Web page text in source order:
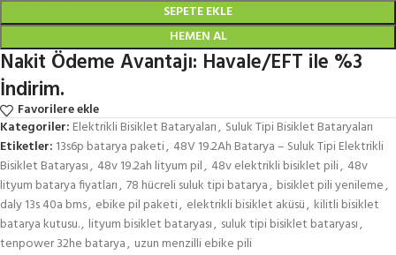
SEPETE EKLE
HEMEN AL
Nakit Ödeme Avantajı: Havale/EFT ile %3
İndirim.
Favorilere ekle
Kategoriler: Elektrikli Bisiklet Bataryaları, Suluk Tipi Bisiklet Bataryaları
Etiketler: 13s6p batarya paketi, 48V 19.2Ah Batarya – Suluk Tipi Elektrikli
Bisiklet Bataryası, 48v 19.2ah lityum pil, 48v elektrikli bisiklet pili, 48v
lityum batarya fiyatları, 78 hücreli suluk tipi batarya, bisiklet pili yenileme,
daly 13s 40a bms, ebike pil paketi, elektrikli bisiklet aküsü, kilitli bisiklet
batarya kutusu., lityum bisiklet bataryası, suluk tipi bisiklet bataryası,
tenpower 32he batarya, uzun menzilli ebike pili